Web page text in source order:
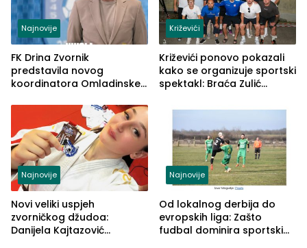
Najnovije
FK Drina Zvornik
predstavila novog
koordinatora Omladinske
Križevići
Križevići ponovo pokazali
kako se organizuje sportski
spektakl: Braća Zulić
Najnovije
Novi veliki uspjeh
zvorničkog džudoa:
Danijela Kajtazović
Najnovije
Od lokalnog derbija do
evropskih liga: Zašto
fudbal dominira sportskim